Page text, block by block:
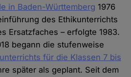
in Baden-Württemberg 1976
des Ethikunterrichts
Ersatzfaches – erfolgte 1983.
begann die stufenweise
für die Klassen 7 bis
später als geplant. Seit dem